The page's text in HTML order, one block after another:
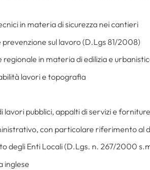
in materia di sicurezza nei cantieri
prevenzione sul lavoro (D.Lgs 81/2008)
regionale in materia di edilizia e
lavori e topografia
pubblici, appalti di servizi e forniture
con particolare riferimento al
degli Enti Locali (D.Lgs. n. 267/2000
inglese